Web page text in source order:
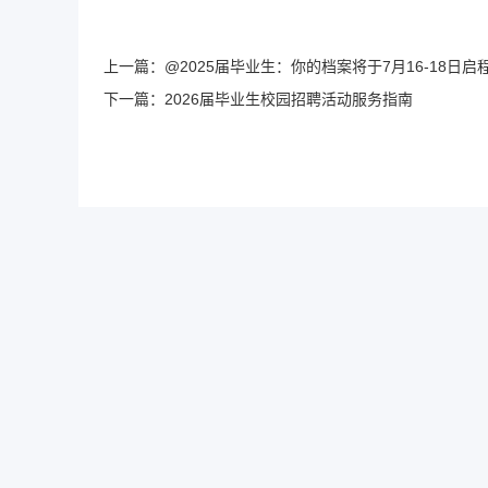
上一篇： @2025届毕业生：你的档案将于7月16-18日启
下一篇： 2026届毕业生校园招聘活动服务指南